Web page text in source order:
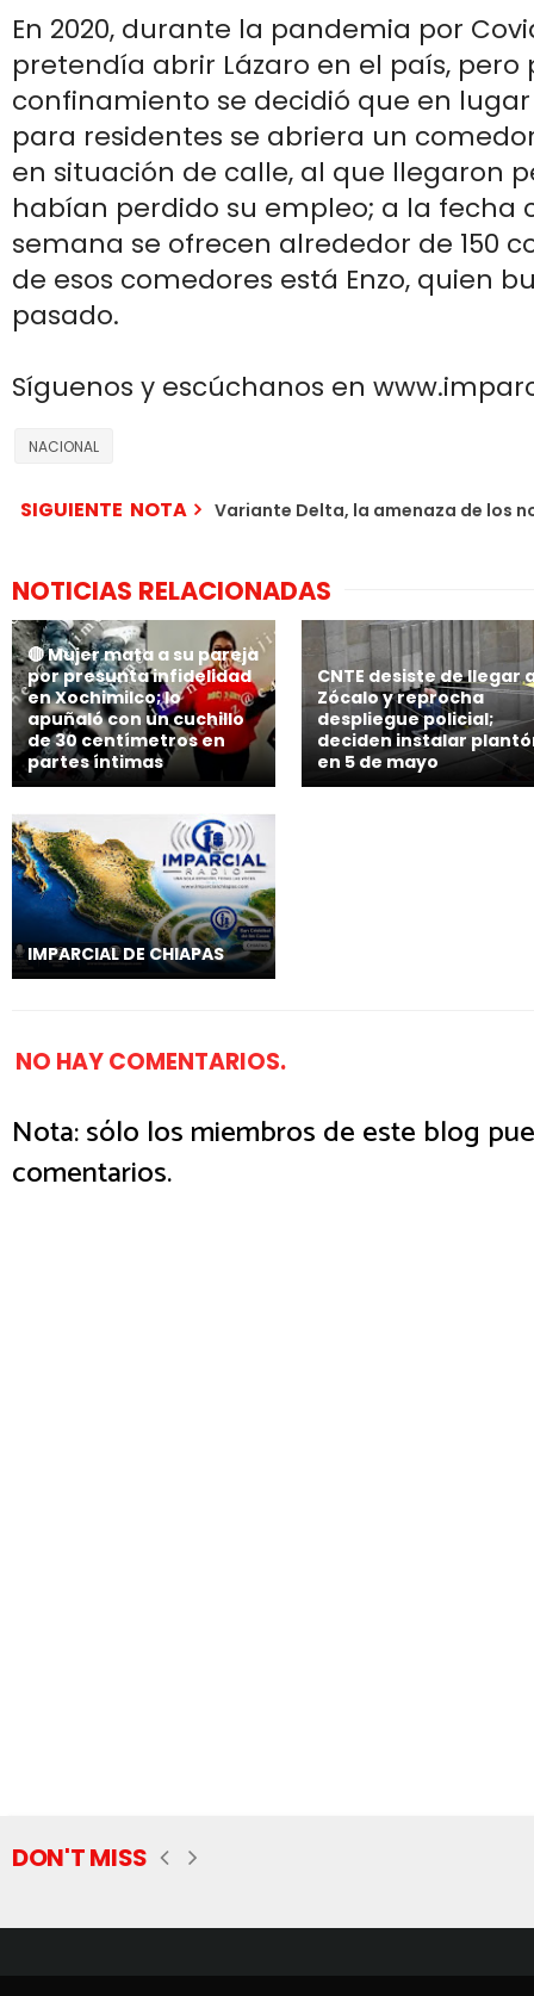
En 2020, durante la pandemia por
pretendía abrir Lázaro en el país,
confinamiento se decidió que en
para residentes se abriera un
en situación de calle, al que llegaron
habían perdido su empleo; a la fecha
semana se ofrecen alrededor de 150
de esos comedores está Enzo, quien
pasado.
Síguenos y escúchanos en
NACIONAL
SIGUIENTE NOTA Variante Delta, la amenaza de los
NOTICIAS RELACIONADAS
🔴 Mujer mata a su pareja
por presunta infidelidad
en Xochimilco; lo
apuñaló con un cuchillo
de 30 centímetros en
partes íntimas
CNTE desiste de llegar
Zócalo y reprocha
despliegue policial;
deciden instalar
en 5 de mayo
IMPARCIAL DE CHIAPAS
NO HAY COMENTARIOS.
Nota: sólo los miembros de este blog
comentarios.
DON'T MISS